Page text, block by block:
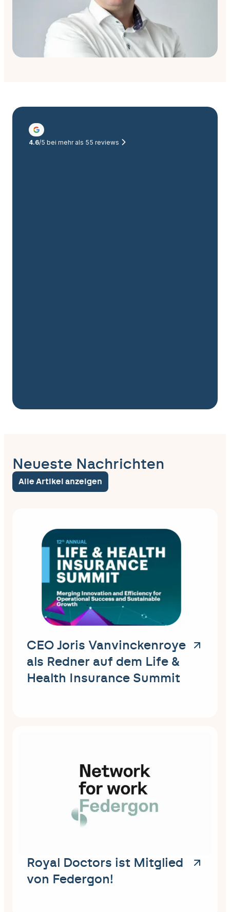
4.6/5 bei mehr als 55 reviews
Neueste Nachrichten
Alle Artikel anzeigen
CEO Joris Vanvinckenroye
als Redner auf dem Life &
Health Insurance Summit
Royal Doctors ist Mitglied
von Federgon!